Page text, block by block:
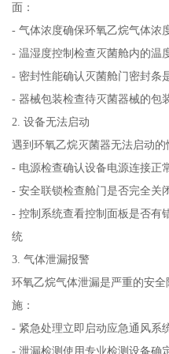
面：
- 气体浓度确保环氧乙烷气体浓
- 温湿度控制检查灭菌舱内的温
- 密封性能确认灭菌舱门密封条
- 器械包装检查待灭菌器械的包
2. 设备无法启动
遇到环氧乙烷灭菌器无法启动
- 电源检查确认设备电源连接正
- 安全联锁检查舱门是否完全关
- 控制系统查看控制面板是否有
统
3. 气体泄漏报警
环氧乙烷气体泄漏是严重的安
施：
- 紧急处理立即启动应急通风系
- 泄漏检测使用专业检测设备确